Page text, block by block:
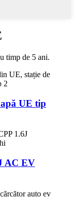
timp de 5 ani.
UE tip
AC EV